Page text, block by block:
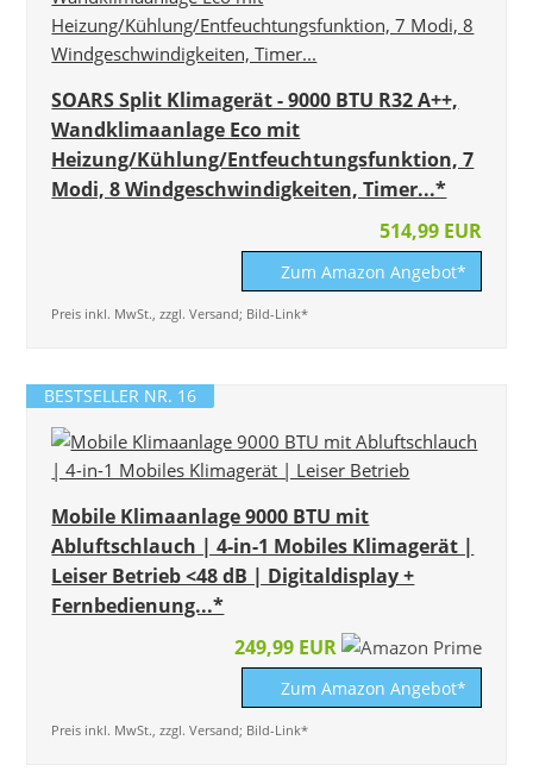
SOARS Split Klimagerät - 9000 BTU R32 A++,
Wandklimaanlage Eco mit
Heizung/Kühlung/Entfeuchtungsfunktion, 7
Modi, 8 Windgeschwindigkeiten, Timer...*
514,99 EUR
Zum Amazon Angebot*
Preis inkl. MwSt., zzgl. Versand; Bild-Link*
BESTSELLER NR. 16
Mobile Klimaanlage 9000 BTU mit
Abluftschlauch | 4-in-1 Mobiles Klimagerät |
Leiser Betrieb <48 dB | Digitaldisplay +
Fernbedienung...*
249,99 EUR
Zum Amazon Angebot*
Preis inkl. MwSt., zzgl. Versand; Bild-Link*